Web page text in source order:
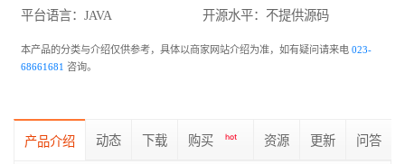
平台语言：JAVA 开源水平： 不提供源码
本产品的分类与介绍仅供参考，具体以商家网站介绍为准，如有疑问请来电 023-
68661681 咨询。
产品介绍 动态 下载 购买 hot 资源 更新 问答